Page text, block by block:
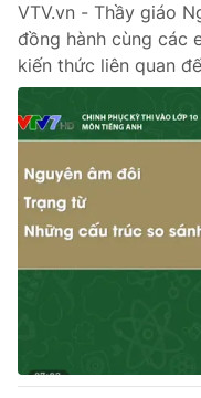
VTV.vn - Thầy giáo
đồng hành cùng các
kiến thức liên quan